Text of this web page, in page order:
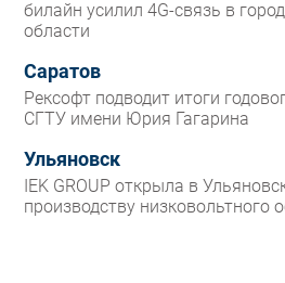
билайн усилил 4G-связь в
области
Саратов
Рексофт подводит итоги
СГТУ имени Юрия Гагарина
Ульяновск
IEK GROUP открыла в
производству низковольтного